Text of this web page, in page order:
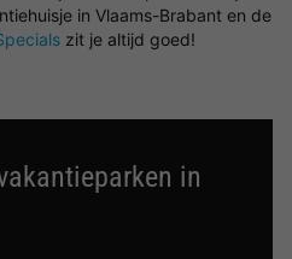
in Vlaams-Brabant en de
zit je altijd goed!
in